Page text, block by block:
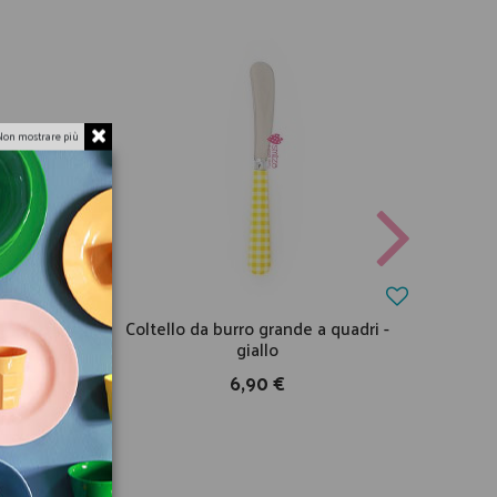
Coltello da burro grande a quadri -
giallo
6,90 €
mostrare più